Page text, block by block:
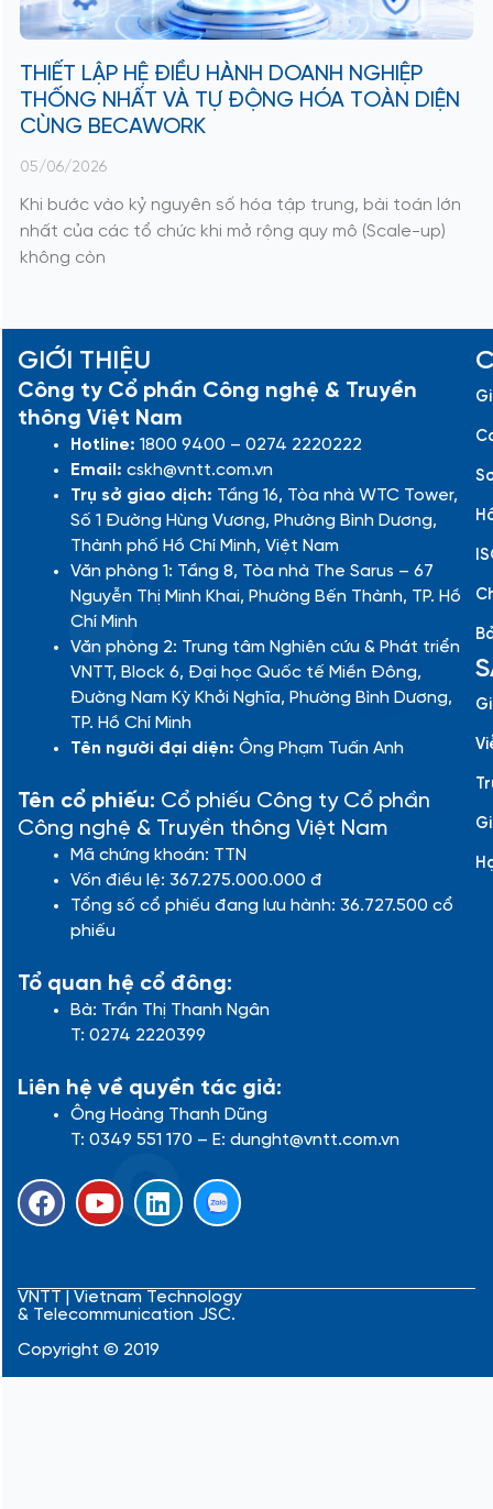
THIẾT LẬP HỆ ĐIỀU HÀNH DOANH NGHIỆP
THỐNG NHẤT VÀ TỰ ĐỘNG HÓA TOÀN DIỆN
CÙNG BECAWORK
05/06/2026
Khi bước vào kỷ nguyên số hóa tập trung, bài toán lớn
nhất của các tổ chức khi mở rộng quy mô (Scale-up)
không còn
GIỚI THIỆU
Công ty Cổ phần Công nghệ & Truyền
thông Việt Nam
Hotline: 1800 9400 – 0274 2220222
Email: cskh@vntt.com.vn
Trụ sở giao dịch: Tầng 16, Tòa nhà WTC Tower,
Số 1 Đường Hùng Vương, Phường Bình Dương,
Thành phố Hồ Chí Minh, Việt Nam
Văn phòng 1: Tầng 8, Tòa nhà The Sarus – 67
Nguyễn Thị Minh Khai, Phường Bến Thành, TP. Hồ
Chí Minh
Văn phòng 2: Trung tâm Nghiên cứu & Phát triển
VNTT, Block 6, Đại học Quốc tế Miền Đông,
Đường Nam Kỳ Khởi Nghĩa, Phường Bình Dương,
TP. Hồ Chí Minh
Tên người đại diện: Ông Phạm Tuấn Anh
Tên cổ phiếu: Cổ phiếu Công ty Cổ phần
Công nghệ & Truyền thông Việt Nam
Mã chứng khoán: TTN
Vốn điều lệ: 367.275.000.000 đ
Tổng số cổ phiếu đang lưu hành: 36.727.500 cổ
phiếu
Tổ quan hệ cổ đông:
Bà: Trần Thị Thanh Ngân
T: 0274 2220399
Liên hệ về quyền tác giả:
Ông Hoàng Thanh Dũng
T: 0349 551 170 – E: dunght@vntt.com.vn
F
a
b
o
o
k
Y
o
u
b
e
L
i
e
d
i
n
VNTT | Vietnam Technology
& Telecommunication JSC.
Copyright © 2019